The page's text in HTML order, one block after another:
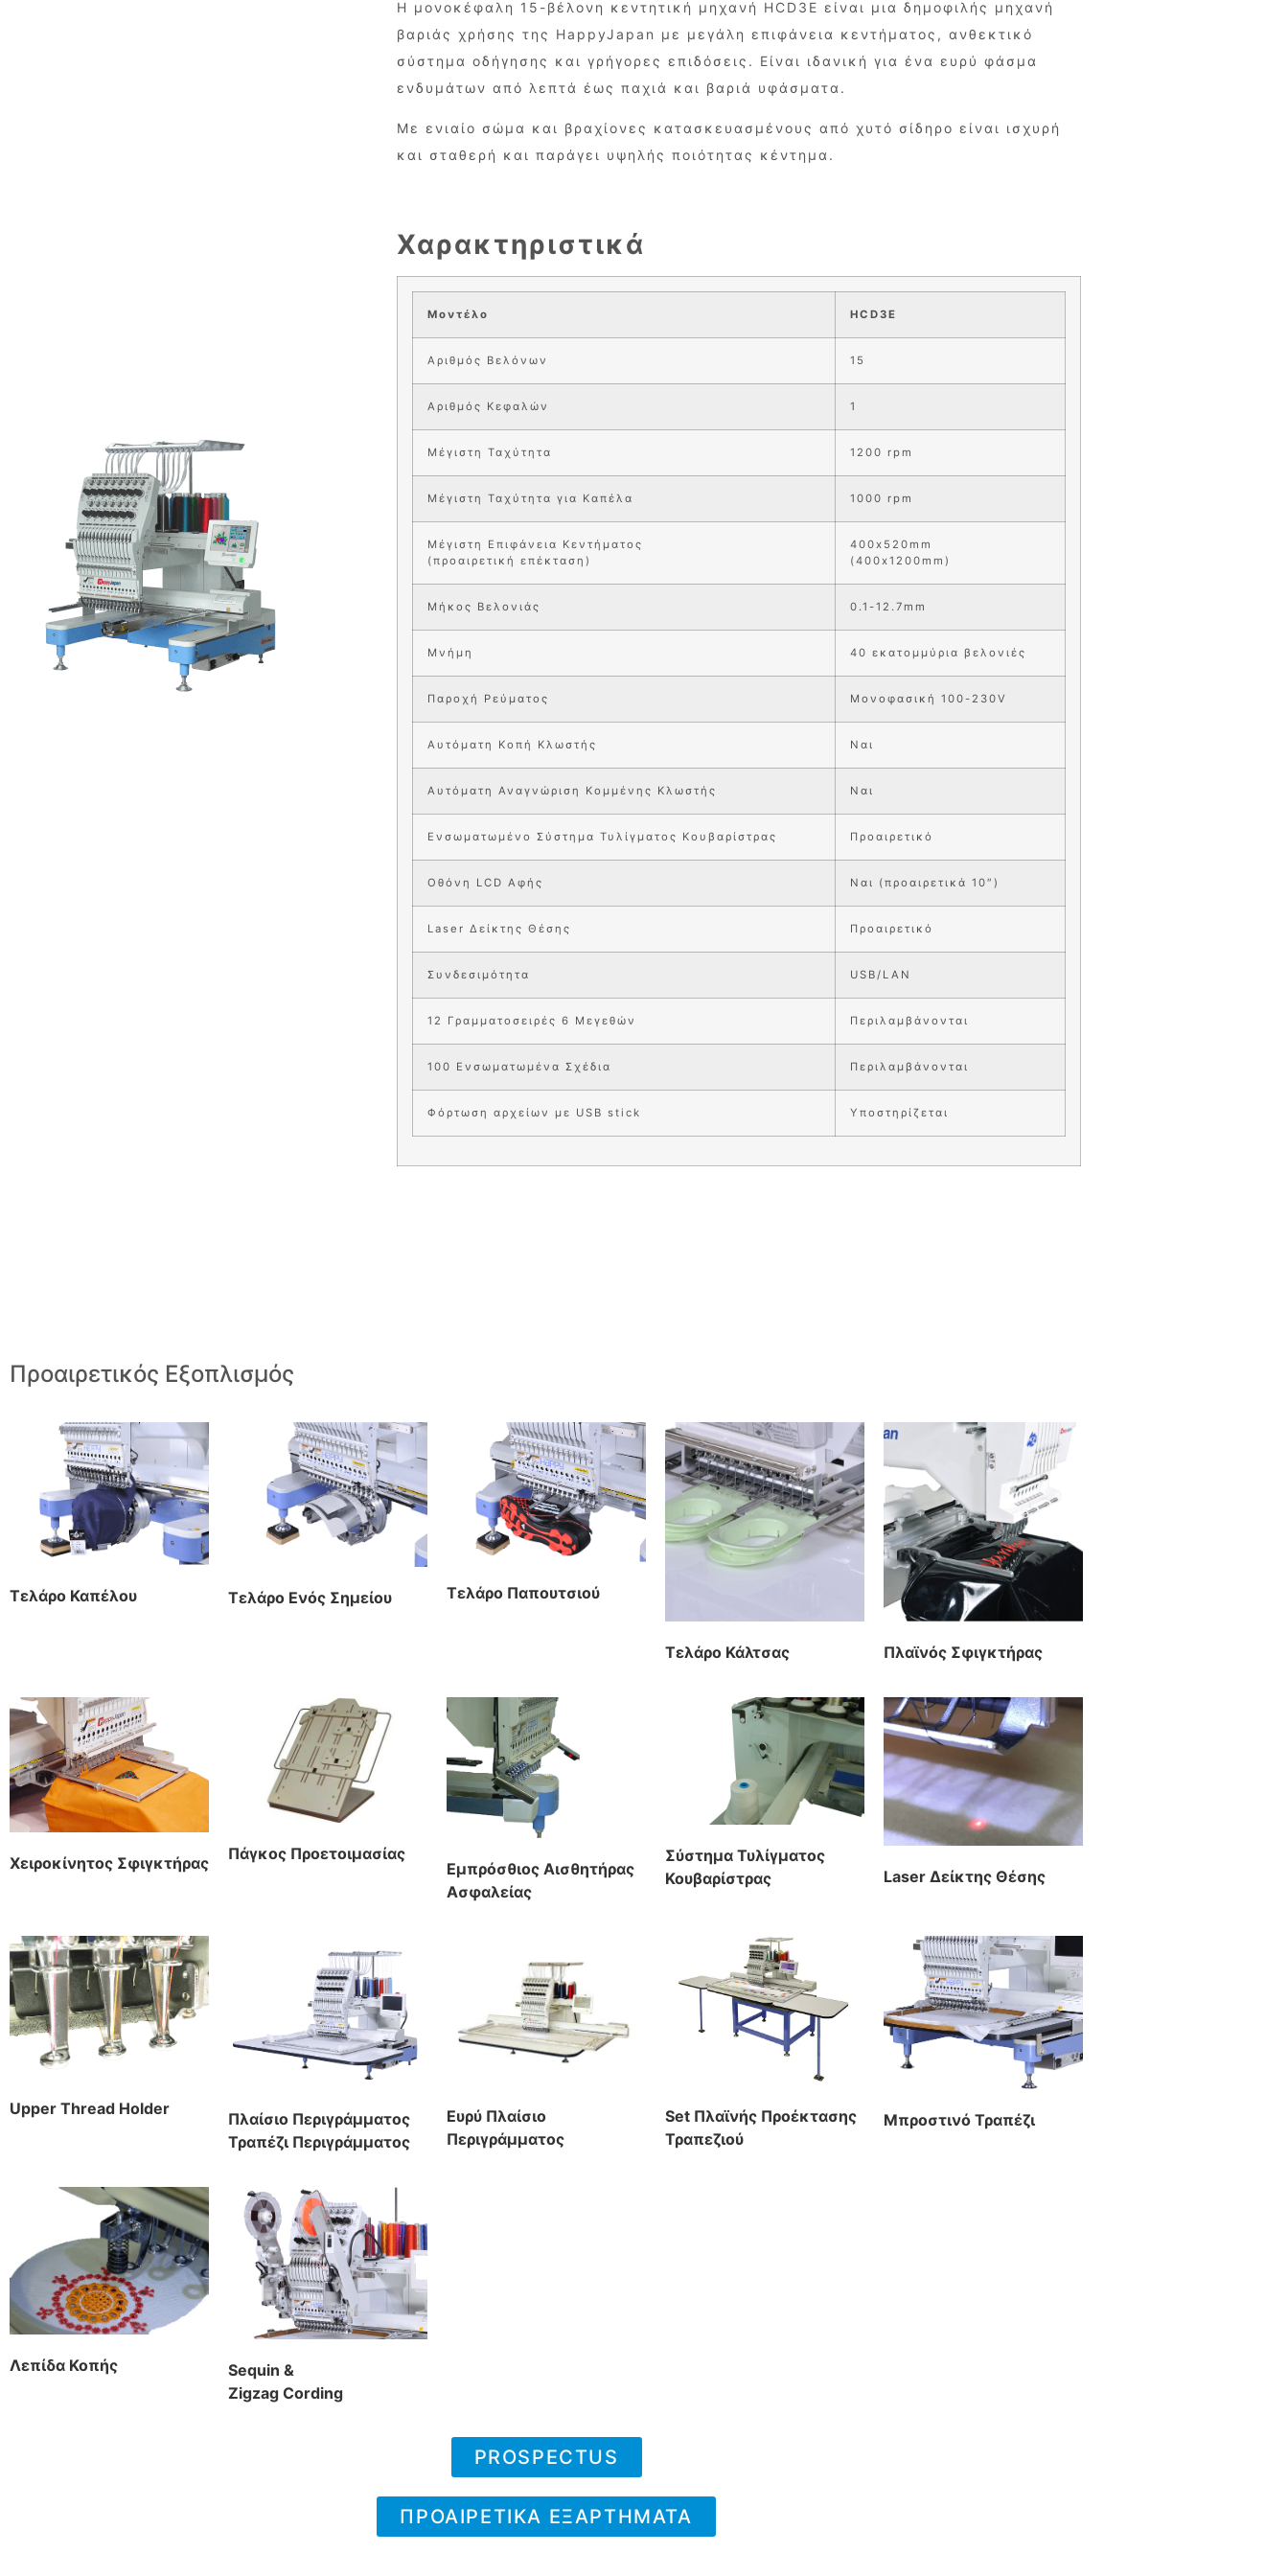
Η μονοκέφαλη 15-βέλονη κεντητική μηχανή HCD3E είναι μια δημοφιλής μηχανή
βαριάς χρήσης της HappyJapan με μεγάλη επιφάνεια κεντήματος, ανθεκτικό
σύστημα οδήγησης και γρήγορες επιδόσεις. Είναι ιδανική για ένα ευρύ φάσμα
ενδυμάτων από λεπτά έως παχιά και βαριά υφάσματα.
Με ενιαίο σώμα και βραχίονες κατασκευασμένους από χυτό σίδηρο είναι ισχυρή
και σταθερή και παράγει υψηλής ποιότητας κέντημα.
Χαρακτηριστικά
Μοντέλο HCD3E
Αριθμός Βελόνων 15
Αριθμός Κεφαλών 1
Μέγιστη Ταχύτητα 1200 rpm
Μέγιστη Ταχύτητα για Kαπέλα 1000 rpm
Μέγιστη Επιφάνεια Κεντήματος
(προαιρετική επέκταση)
400x520mm
(400x1200mm)
Μήκος Βελονιάς 0.1-12.7mm
Μνήμη 40 εκατομμύρια βελονιές
Παροχή Ρεύματος Μονοφασική 100-230V
Αυτόματη Κοπή Κλωστής Ναι
Αυτόματη Αναγνώριση Κομμένης Κλωστής Ναι
Ενσωματωμένο Σύστημα Τυλίγματος Κουβαρίστρας Προαιρετικό
Οθόνη LCD Αφής Ναι (προαιρετικά 10″)
Laser Δείκτης Θέσης Προαιρετικό
Συνδεσιμότητα USB/LAN
12 Γραμματοσειρές 6 Μεγεθών Περιλαμβάνονται
100 Ενσωματωμένα Σχέδια Περιλαμβάνονται
Φόρτωση αρχείων με USB stick Υποστηρίζεται
Προαιρετικός Εξοπλισμός
Τελάρο Καπέλου Τελάρο Ενός Σημείου Τελάρο Παπουτσιού
Τελάρο Κάλτσας Πλαϊνός Σφιγκτήρας
Χειροκίνητος Σφιγκτήρας Πάγκος Προετοιμασίας
Εμπρόσθιος Αισθητήρας
Ασφαλείας
Σύστημα Τυλίγματος
Κουβαρίστρας
Laser Δείκτης Θέσης
Upper Thread Holder
Πλαίσιο Περιγράμματος
Τραπέζι Περιγράμματος
Ευρύ Πλαίσιο
Περιγράμματος
Set Πλαϊνής Προέκτασης
Τραπεζιού
Μπροστινό Τραπέζι
Λεπίδα Κοπής
Sequin &
Zigzag Cording
PROSPECTUS
ΠΡΟΑΙΡΕΤΙΚΑ ΕΞΑΡΤΗΜΑΤΑ